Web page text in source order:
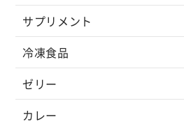
サプリメント
冷凍食品
ゼリー
カレー